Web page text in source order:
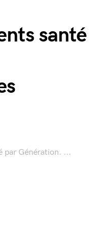
santé
par Génération. ...